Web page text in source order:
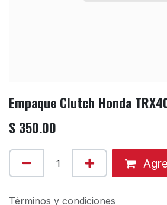
Empaque Clutch Honda
$ 350.00
Términos y condiciones